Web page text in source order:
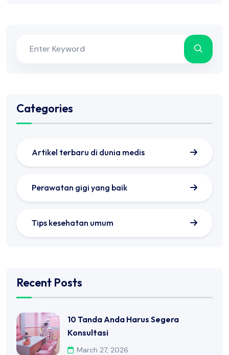
Categories
Artikel terbaru di dunia medis
Perawatan gigi yang baik
Tips kesehatan umum
Recent Posts
10 Tanda Anda Harus Segera
Konsultasi
March 27, 2026